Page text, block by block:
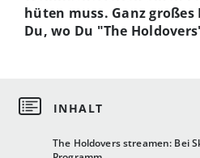
The Holdovers streamen: Bei
hüten muss. Ganz
Du, wo Du "The